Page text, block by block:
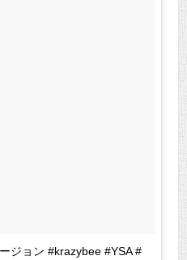
ジョン #krazybee #YSA #